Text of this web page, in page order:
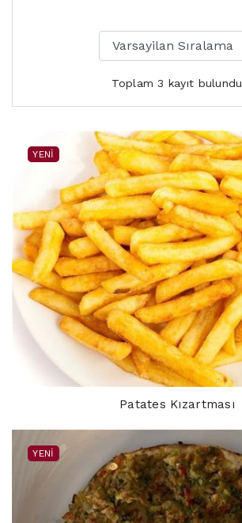
Toplam 3 kayıt bulundu
YENI
Patates Kızartması
YENI